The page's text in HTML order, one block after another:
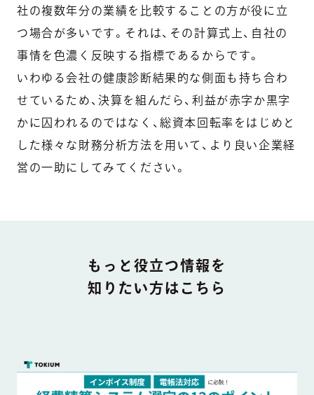
社の複数年分の業績を比較することの方が役に立
つ場合が多いです。それは、その計算式上、自社の
事情を色濃く反映する指標であるからです。
いわゆる会社の健康診断結果的な側面も持ち合わ
せているため、決算を組んだら、利益が赤字か黒字
かに囚われるのではなく、総資本回転率をはじめと
した様々な財務分析方法を用いて、より良い企業経
営の一助にしてみてください。
DOCUMENT
もっと役立つ情報を
知りたい方はこちら